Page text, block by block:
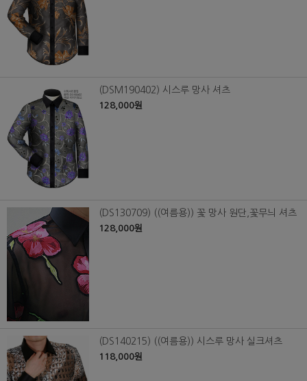
(DSM190402) 시스루 망사 셔츠
128,000원
(DS130709) ((여름용)) 꽃 망사 원단,꽃무늬 셔츠
128,000원
(DS140215) ((여름용)) 시스루 망사 실크셔츠
118,000원